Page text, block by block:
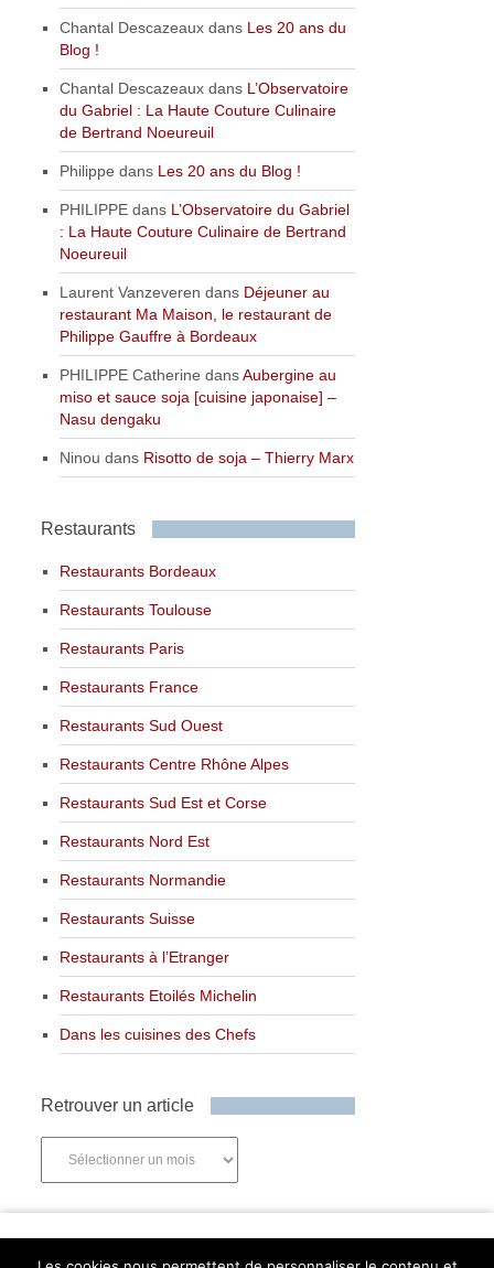
Chantal Descazeaux dans Les 20 ans du
Blog !
Chantal Descazeaux dans L’Observatoire
du Gabriel : La Haute Couture Culinaire
de Bertrand Noeureuil
Philippe dans Les 20 ans du Blog !
PHILIPPE dans L’Observatoire du Gabriel
: La Haute Couture Culinaire de Bertrand
Noeureuil
Laurent Vanzeveren dans Déjeuner au
restaurant Ma Maison, le restaurant de
Philippe Gauffre à Bordeaux
PHILIPPE Catherine dansAubergine au
miso et sauce soja [cuisine japonaise] –
Nasu dengaku
Ninou dans Risotto de soja – Thierry Marx
Restaurants
Restaurants Bordeaux
Restaurants Toulouse
Restaurants Paris
Restaurants France
Restaurants Sud Ouest
Restaurants Centre Rhône Alpes
Restaurants Sud Est et Corse
Restaurants Nord Est
Restaurants Normandie
Restaurants Suisse
Restaurants à l’Etranger
Restaurants Etoilés Michelin
Dans les cuisines des Chefs
Retrouver un article